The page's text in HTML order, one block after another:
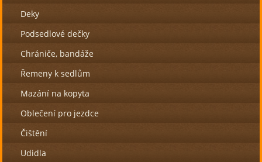
Deky
Podsedlové dečky
Chrániče, bandáže
Řemeny k sedlům
Mazání na kopyta
Oblečení pro jezdce
Čištění
Udidla